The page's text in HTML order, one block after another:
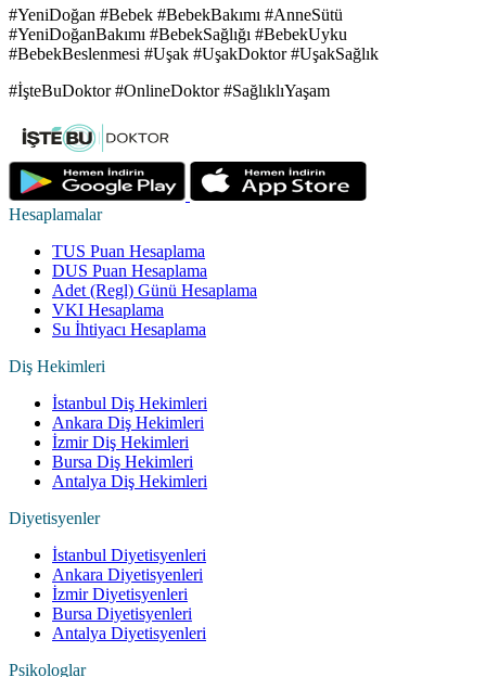
#YeniDoğan #Bebek #BebekBakımı #AnneSütü
#YeniDoğanBakımı #BebekSağlığı #BebekUyku
#BebekBeslenmesi #Uşak #UşakDoktor #UşakSağlık
#İşteBuDoktor #OnlineDoktor #SağlıklıYaşam
Hesaplamalar
TUS Puan Hesaplama
DUS Puan Hesaplama
Adet (Regl) Günü Hesaplama
VKI Hesaplama
Su İhtiyacı Hesaplama
Diş Hekimleri
İstanbul Diş Hekimleri
Ankara Diş Hekimleri
İzmir Diş Hekimleri
Bursa Diş Hekimleri
Antalya Diş Hekimleri
Diyetisyenler
İstanbul Diyetisyenleri
Ankara Diyetisyenleri
İzmir Diyetisyenleri
Bursa Diyetisyenleri
Antalya Diyetisyenleri
Psikologlar